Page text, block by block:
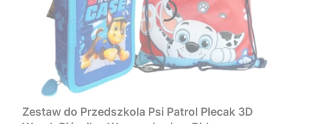
Zestaw do Przedszkola Psi Patrol Plecak 3D